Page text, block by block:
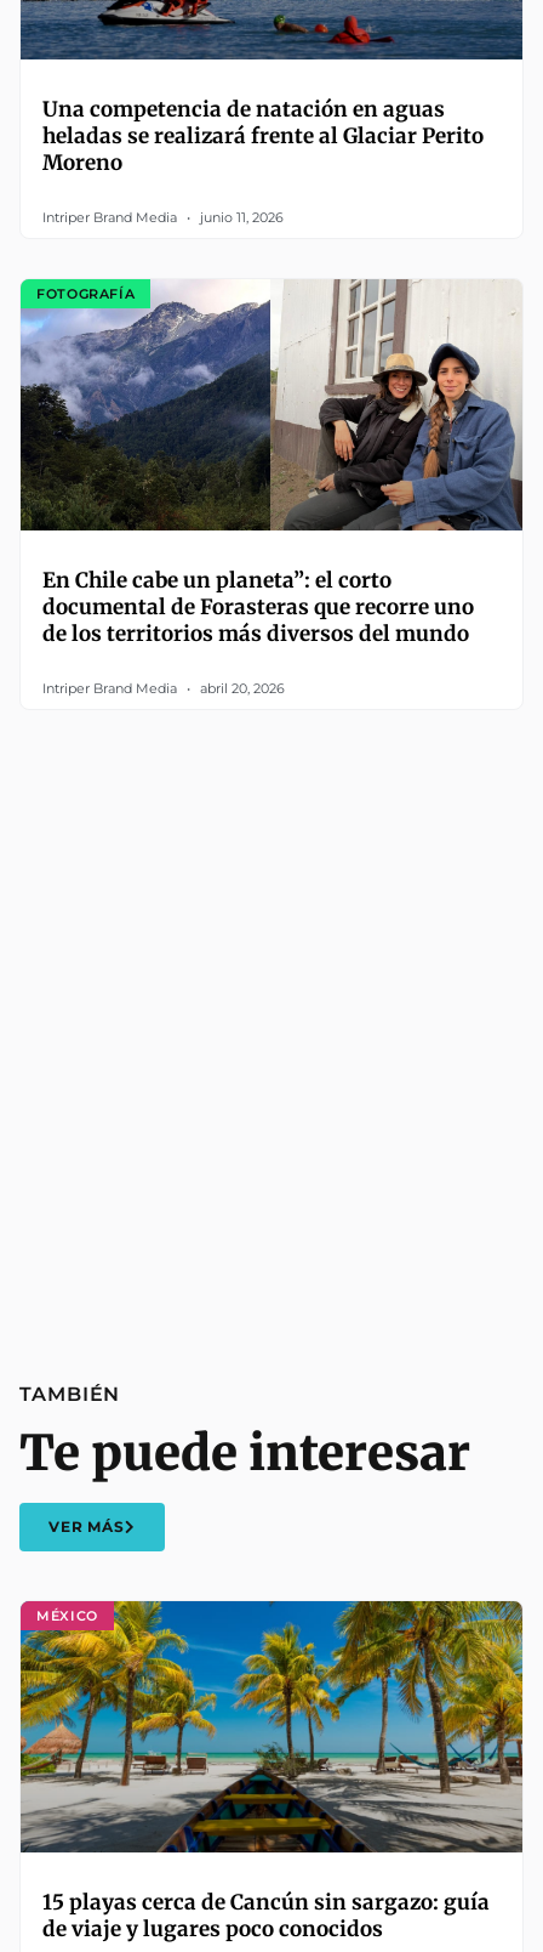
Una competencia de natación en aguas
heladas se realizará frente al Glaciar Perito
Moreno
Intriper Brand Media junio 11, 2026
FOTOGRAFÍA
En Chile cabe un planeta”: el corto
documental de Forasteras que recorre uno
de los territorios más diversos del mundo
Intriper Brand Media abril 20, 2026
MÉXICO
15 playas cerca de Cancún sin sargazo: guía
de viaje y lugares poco conocidos
TAMBIÉN
Te puede interesar
VER MÁS